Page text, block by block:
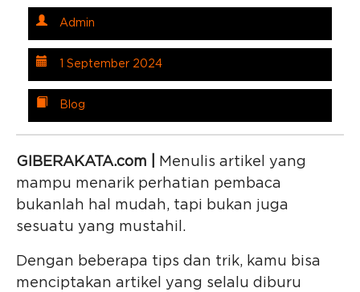
Admin
1 September 2024
Blog
GIBERAKATA.com |
Menulis artikel yang
mampu menarik perhatian pembaca
bukanlah hal mudah, tapi bukan juga
sesuatu yang mustahil.
Dengan beberapa tips dan trik, kamu bisa
menciptakan artikel yang selalu diburu